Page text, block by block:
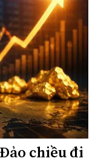
chiều đi